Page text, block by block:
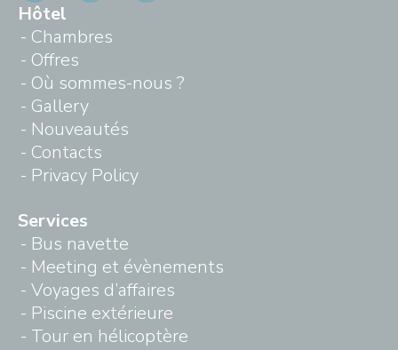
Hôtel
Chambres
Offres
Où sommes-nous ?
Gallery
Nouveautés
Contacts
Privacy Policy
Services
Bus navette
Meeting et évènements
Voyages d’affaires
Piscine extérieure
Tour en hélicoptère